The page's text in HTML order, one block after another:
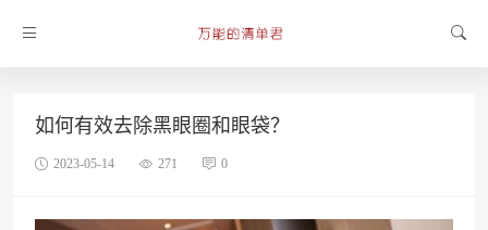
如何有效去除黑眼圈和眼袋？
2023-05-14 271 0